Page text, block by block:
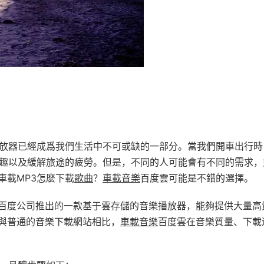
器已經成爲我們生活中不可或缺的一部分。當我們開車出行
以及緩解旅途的疲勞。但是，不同的人可能會有不同的需求
載MP3怎麽下載歌曲？ 車載音樂百度雲可能是不錯的選擇。
度公司推出的一款基于雲存儲的音樂播放器，能夠提供大量高
普通的音樂下載網站相比， 車載音樂百度雲在音樂質量、下載